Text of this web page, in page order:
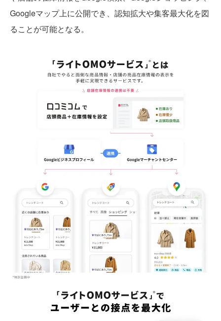
Googleマップ上に公開でき、認知拡大や集客最大化を図
ることが可能となる。